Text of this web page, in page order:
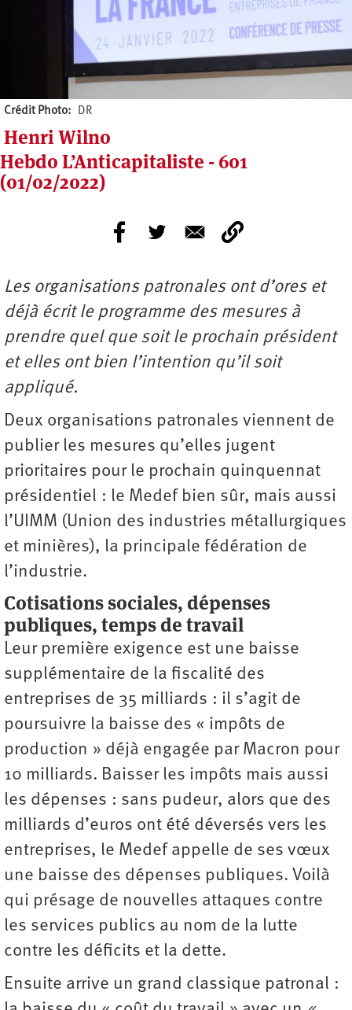
Crédit Photo DR
Henri Wilno
Hebdo L’Anticapitaliste - 601
(01/02/2022)
Les organisations patronales ont d’ores et
déjà écrit le programme des mesures à
prendre quel que soit le prochain président
et elles ont bien l’intention qu’il soit
appliqué.
Deux organisations patronales viennent de
publier les mesures qu’elles jugent
prioritaires pour le prochain quinquennat
présidentiel : le Medef bien sûr, mais aussi
l’UIMM (Union des industries métallurgiques
et minières), la principale fédération de
l’industrie.
Cotisations sociales, dépenses
publiques, temps de travail
Leur première exigence est une baisse
supplémentaire de la fiscalité des
entreprises de 35 milliards : il s’agit de
poursuivre la baisse des « impôts de
production » déjà engagée par Macron pour
10 milliards. Baisser les impôts mais aussi
les dépenses : sans pudeur, alors que des
milliards d’euros ont été déversés vers les
entreprises, le Medef appelle de ses vœux
une baisse des dépenses publiques. Voilà
qui présage de nouvelles attaques contre
les services publics au nom de la lutte
contre les déficits et la dette.
Ensuite arrive un grand classique patronal :